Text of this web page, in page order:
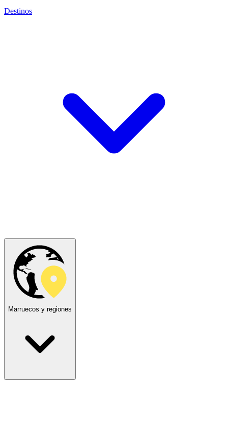
Destinos
Marruecos y regiones